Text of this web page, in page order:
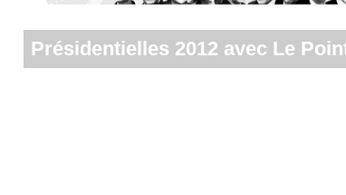
Présidentielles 2012 avec Le